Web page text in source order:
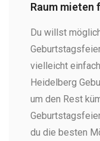
Raum mieten
Du willst
vielleicht
Heidelberg
um den Rest
du die besten